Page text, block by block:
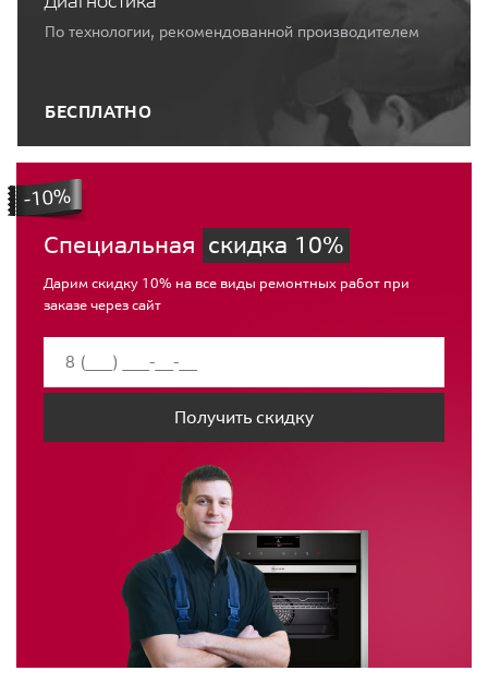
По технологии, рекомендованной производителем
БЕСПЛАТНО
Специальная скидка 10%
Дарим скидку 10% на все виды ремонтных работ при
заказе через сайт
Получить скидку